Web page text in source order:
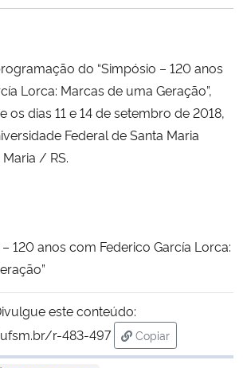
Regional
e dos Direitos Humanos
do “Simpósio – 120 anos
Lorca: Marcas de uma Geração”,
os dias 11 e 14 de setembro de 2018,
Federal de Santa Maria
Maria / RS.
120 anos com Federico García Lorca:
este conteúdo:
r-483-497
Copiar
para área de